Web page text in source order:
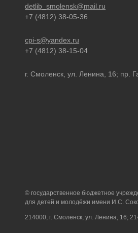
detlib_smolensk@mail.ru
+7 (4812) 38-05-36
cpi-s@yandex.ru
+7 (4812) 38-15-04
г. Смоленск, ул. Ленина, 16; пр.
© государственное бюджетное
для детей и молодёжи имени И.С.
214000, г. Смоленск, ул. Ленина, 16;